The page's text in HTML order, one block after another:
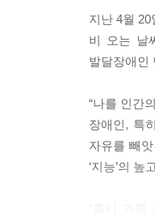
--- 「1장 백
영은 여러
이 좀 더 분
정신박약
성 규범을
지난 4월
비 오는 날
발달장애인
“나를 인간
장애인, 특
자유를 빼
‘지능’의